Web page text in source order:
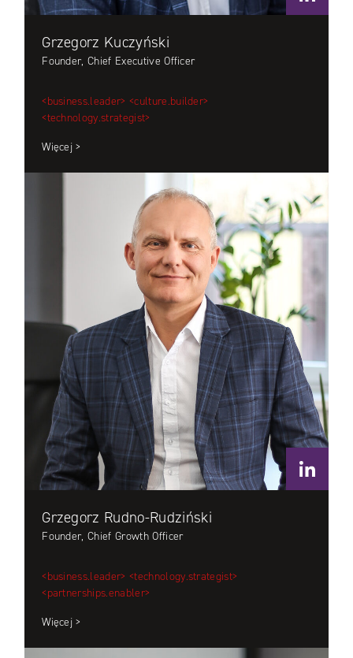
Grzegorz Kuczyński
Founder, Chief Executive Officer
<business.leader> <culture.builder>
<technology.strategist>
Więcej >
Grzegorz Rudno-Rudziński
Founder, Chief Growth Officer
<business.leader> <technology.strategist>
<partnerships.enabler>
Więcej >